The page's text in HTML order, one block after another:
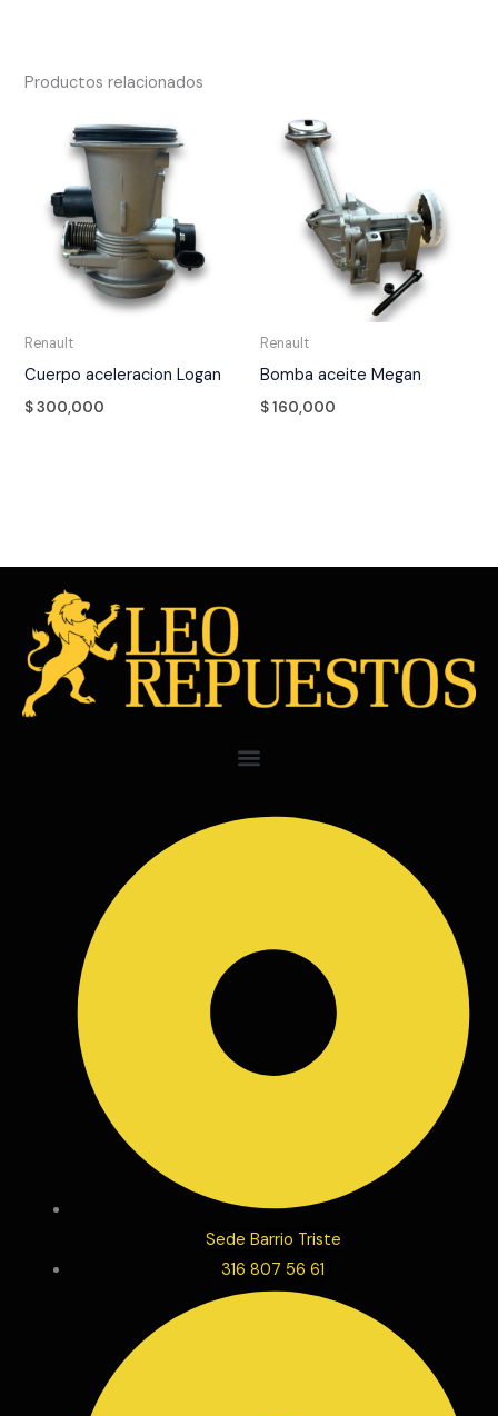
Productos relacionados
Renault
Cuerpo aceleracion Logan
$300,000
Renault
Bomba aceite Megan
$160,000
Menu
Sede Barrio Triste
316 807 56 61